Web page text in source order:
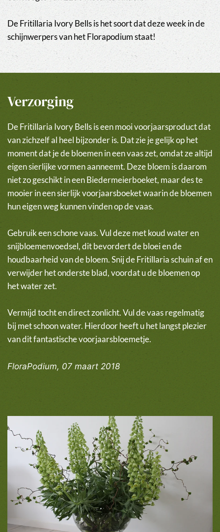
De Fritillaria Ivory Bells is het soort dat deze week in de
schijnwerpers van het Florapodium staat!
Verzorging
De Fritillaria Ivory Bells is een mooi voorjaarsproduct dat
van zichzelf al heel bijzonder is. Dat zie je gelijk op het
moment dat je de bloemen in een vaas zet, omdat ze altijd
eigen sierlijke vormen aanneemt. Deze bloem is daarom
niet zo geschikt in een Biedermeierboeket, maar des te
mooier in een sierlijk voorjaarsboeket waarin de bloemen
hun eigen weg kunnen vinden op de vaas.
Gebruik een schone vaas. Vul deze met koud water en
snijbloemenvoedsel, dit bevordert de bloei en de
houdbaarheid van de bloem. Snij de Fritillaria schuin af en
verwijder het onderste blad, voordat u de bloemen op
het water zet.
Vermijd tocht en direct zonlicht. Vul de vaas regelmatig
bij met schoon water. Hierdoor heeft u het langst plezier
van dit fantastische voorjaarsbloemetje.
FloraPodium, 07 maart 2018